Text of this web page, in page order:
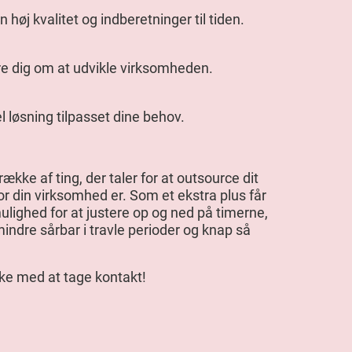
høj kvalitet og indberetninger til tiden.
dig om at udvikle virksomheden.
løsning tilpasset dine behov.
af ting, der taler for at outsource dit
din virksomhed er. Som et ekstra plus får
for at justere op og ned på timerne,
sårbar i travle perioder og knap så
med at tage kontakt!